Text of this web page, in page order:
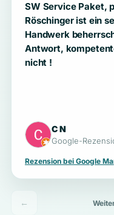
SW Service Paket,
Röschinger ist ein
Handwerk beherrscht. Freundlich,
Antwort,
nicht !
C N
Google-
Rezension bei Google
←